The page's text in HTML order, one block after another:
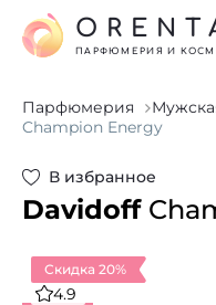
ПАРФЮМЕРИЯ И
Парфюмерия
Champion Energy
В избранное
Davidoff
Скидка 20%
4.9